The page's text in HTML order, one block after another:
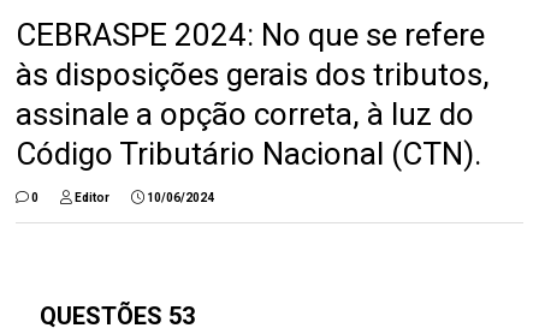
CEBRASPE 2024: No que se refere
às disposições gerais dos tributos,
assinale a opção correta, à luz do
Código Tributário Nacional (CTN).
0 Editor 10/06/2024
QUESTÕES 53